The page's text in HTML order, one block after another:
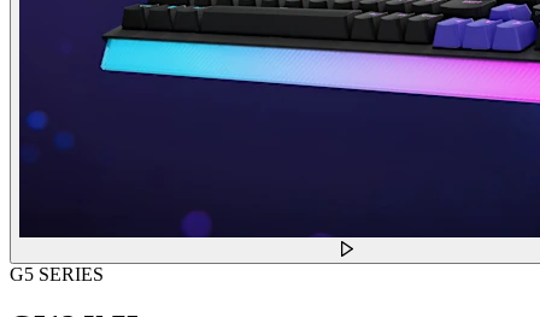
G5 SERIES